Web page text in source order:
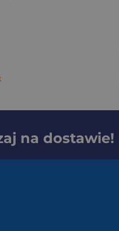
na dostawie!